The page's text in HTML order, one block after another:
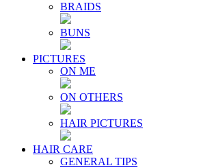
BRAIDS
BUNS
PICTURES
ON ME
ON OTHERS
HAIR PICTURES
HAIR CARE
GENERAL TIPS